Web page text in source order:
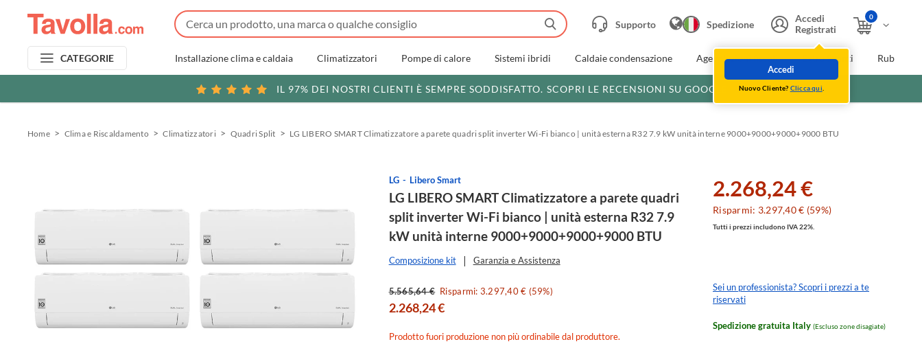
Supporto Spedizione
Accedi
Registrati
Accedi
Nuovo Cliente? Clicca qui
0
CATEGORIE Installazione clima e caldaia Climatizzatori Pompe di calore Sistemi ibridi Caldaie condensazione Agevolazioni fiscali Extra Sconti
IL 97% DEI NOSTRI CLIENTI È SEMPRE SODDISFATTO. SCOPRI LE RECENSIONI SU GOOGLE
Home Clima e Riscaldamento Climatizzatori Quadri Split LG LIBERO SMART Climatizzatore a parete quadri split inverter Wi-Fi bianco | unità esterna R32 7.9 kW unità interne 9000+9000+9000+9000 BTU
LG Libero Smart
LG LIBERO SMART Climatizzatore a parete quadri
split inverter Wi-Fi bianco | unità esterna R32 7.9
kW unità interne 9000+9000+9000+9000 BTU
Composizione kit Garanzia e Assistenza
2.268,24 €
5.565,64 € Risparmi: 3.297,40 € (59%)
Prodotto fuori produzione non più ordinabile dal produttore.
2.268,24 €
Risparmi: 3.297,40 € (59%)
Tutti i prezzi includono IVA 22%.
Sei un professionista? Scopri i prezzi a te
riservati
Spedizione gratuita Italy (Escluso zone disagiate)